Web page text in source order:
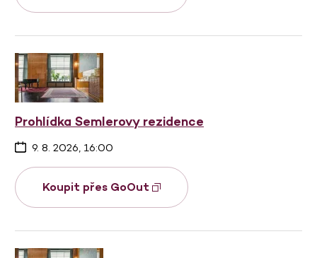
Prohlídka Semlerovy rezidence
9. 8. 2026, 16:00
Koupit přes GoOut